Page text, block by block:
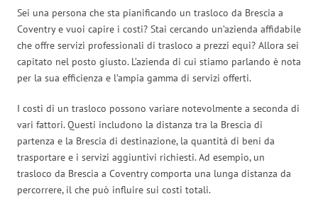
Sei una persona che sta pianificando un trasloco da Brescia a
Coventry e vuoi capire i costi? Stai cercando un’azienda affidabile
che offre servizi professionali di trasloco a prezzi equi? Allora sei
capitato nel posto giusto. L’azienda di cui stiamo parlando è nota
per la sua efficienza e l’ampia gamma di servizi offerti.
I costi di un trasloco possono variare notevolmente a seconda di
vari fattori. Questi includono la distanza tra la Brescia di
partenza e la Brescia di destinazione, la quantità di beni da
trasportare e i servizi aggiuntivi richiesti. Ad esempio, un
trasloco da Brescia a Coventry comporta una lunga distanza da
percorrere, il che può influire sui costi totali.